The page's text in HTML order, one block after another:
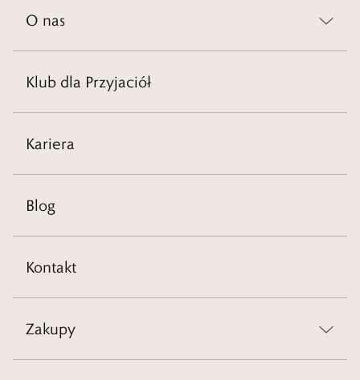
O nas
Klub dla Przyjaciół
Kariera
Blog
Kontakt
Zakupy